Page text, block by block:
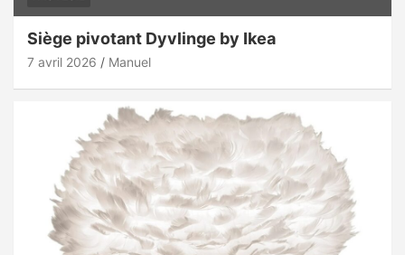
Siège pivotant Dyvlinge by Ikea
7 avril 2026 Manuel